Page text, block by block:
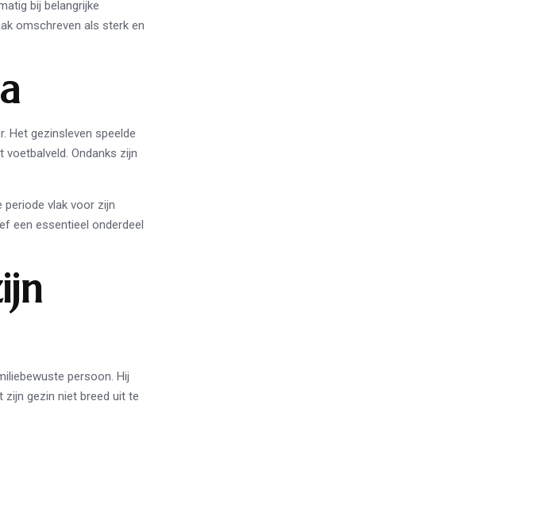
bij belangrijke
omschreven als sterk en
Het gezinsleven speelde
Ondanks zijn
periode vlak voor zijn
een essentieel onderdeel
persoon. Hij
gezin niet breed uit te